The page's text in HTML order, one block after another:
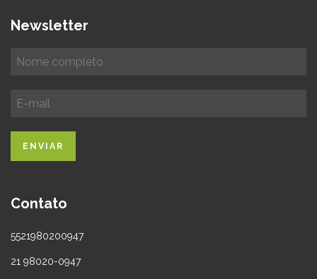
Newsletter
Contato
5521980200947
21 98020-0947